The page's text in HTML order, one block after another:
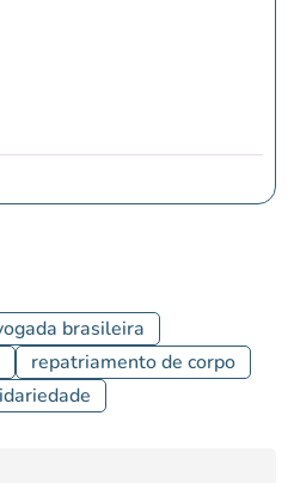
brasileira
repatriamento de corpo